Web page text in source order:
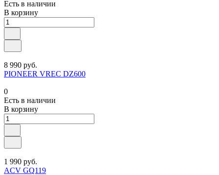
Есть в наличии
В корзину
8 990 руб.
PIONEER VREC DZ600
0
Есть в наличии
В корзину
1 990 руб.
ACV GQ119